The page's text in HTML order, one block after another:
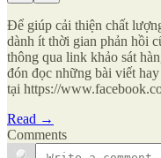
Để giúp cải thiện chất
dành ít thời gian phản hồi
thông qua link khảo sát
đón đọc những bài viết
tại https://
Read →
Comments